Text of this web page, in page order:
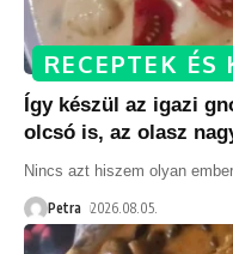
RECEPTEK ÉS
Így készül az igazi
olcsó is, az olasz
Nincs azt hiszem olyan
Petra 2026.08.05.